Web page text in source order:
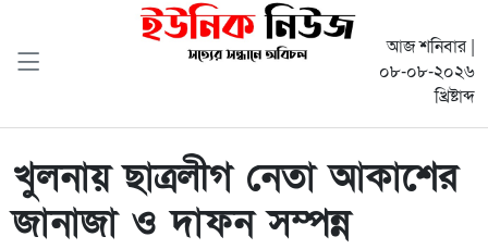
আজ শনিবার |
০৮-০৮-২০২৬
খ্রিষ্টাব্দ
খুলনায় ছাত্রলীগ নেতা আকাশের
জানাজা ও দাফন সম্পন্ন